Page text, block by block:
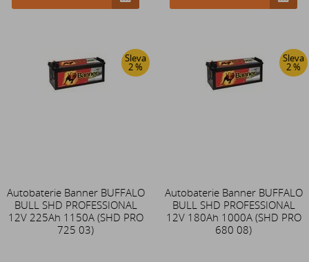
Sleva
2 %
Autobaterie Banner BUFFALO
BULL SHD PROFESSIONAL
12V 225Ah 1150A (SHD PRO
725 03)
Sleva
2 %
Autobaterie Banner BUFFALO
BULL SHD PROFESSIONAL
12V 180Ah 1000A (SHD PRO
680 08)